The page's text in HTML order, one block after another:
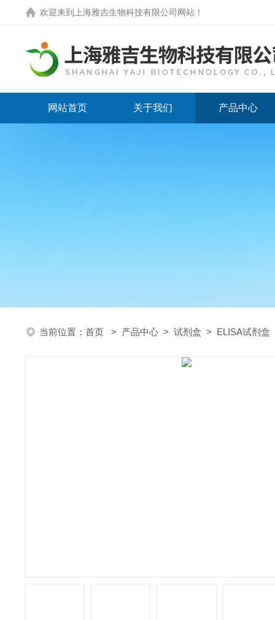
欢迎来到 上海雅吉生物科技有限公司网站 ！
网站首页 关于我们 产品中心
当前位置： 首页 > 产品中心 > 试剂盒 > ELISA试剂盒